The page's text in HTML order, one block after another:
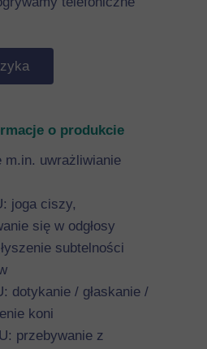
o produkcie
m.in. uwrażliwianie
joga ciszy,
się w odgłosy
subtelności
dotykanie / głaskanie /
koni
przebywanie z